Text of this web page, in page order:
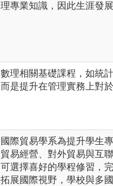
理專業知識，因此生涯發
數理相關基礎課程，如統
而是提升在管理實務上對
國際貿易學系為提升學生
貿易經營、對外貿易與互
可選擇喜好的學程修習，
拓展國際視野，學校與多